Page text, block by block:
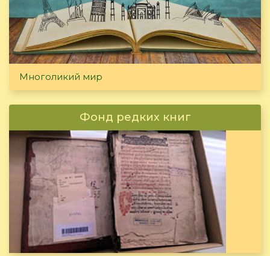
Многоликий мир
Фонд редких книг